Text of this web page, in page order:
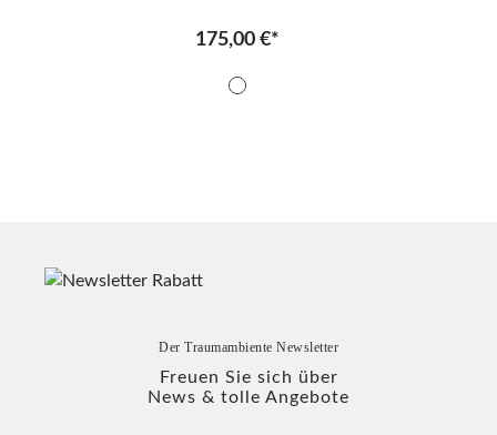
175,00 €*
Der Traumambiente Newsletter
Freuen Sie sich über
News & tolle Angebote